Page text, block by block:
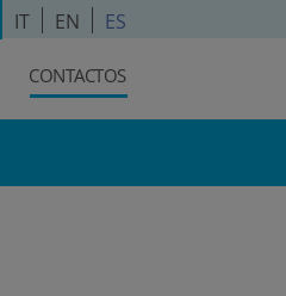
IT EN ES
CONTACTOS